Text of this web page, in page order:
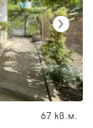
67 кв.м.